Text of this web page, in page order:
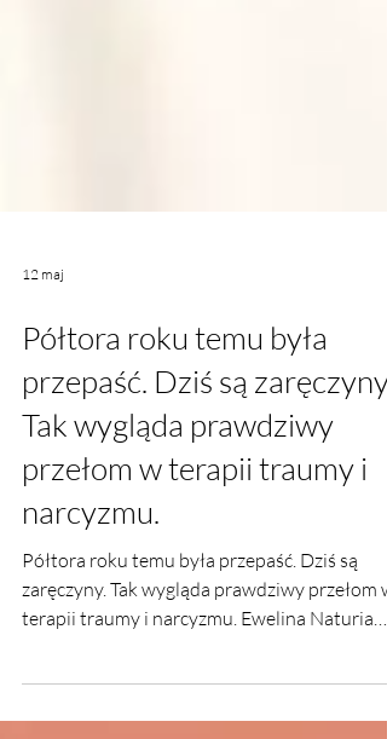
12 maj
Półtora roku temu była
przepaść. Dziś są zaręczyny.
Tak wygląda prawdziwy
przełom w terapii traumy i
narcyzmu.
Półtora roku temu była przepaść. Dziś są
zaręczyny. Tak wygląda prawdziwy przełom w